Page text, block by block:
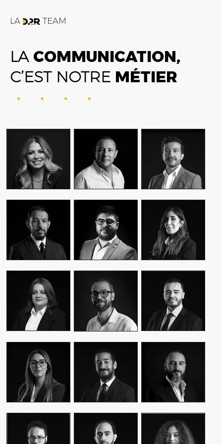
LA TEAM
LACOMMUNICATION,
C’EST NOTRE MÉTIER
FATIME ZOHRA
OUTAGHANI
CEO & FOUNDER
ALEX AXIOTIS
CEO & FOUNDER
AMIN FARES
GENERAL
MANAGER
WASSIM KASSARI
CHIEF FINANCIAL
OFFICER
MALIK IRAQI
MANAGING
DIRECTOR
YASMINE MYRIAM
DIRECTOR OF
OPERATIONS –
PUBLIC RELATIONS
MOUNA EL AZIM
DIRECTOR OF
OPERATIONS
AMINE LAGSSIR
STRATEGY
DIRECTOR
KARIM BENKIRAN
CHIEF CREATIVE
OFFICER
MEKHTOUME
PMO CHANGE &
WALID BAHYA
BUSINESS LEAD
GROUP
SAMI SABER
MEDIA RELATIONS
DIRECTOR